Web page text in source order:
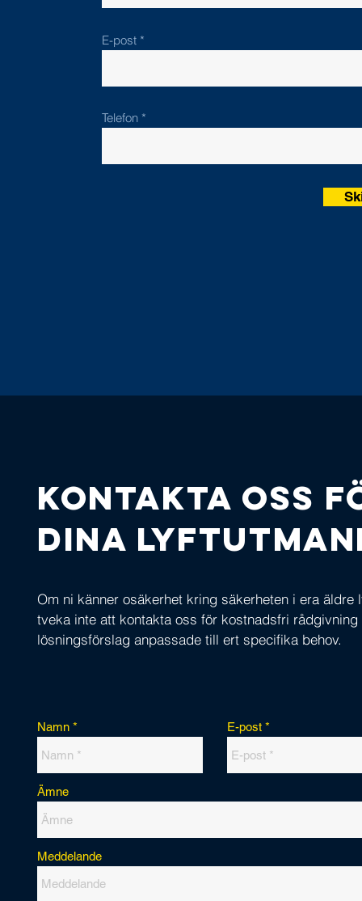
E-post
Telefon
Kontakta oss
dina
Om ni känner osäkerhet kring säkerheten i era äldre
tveka inte att kontakta oss för kostnadsfri rådgivning
lösningsförslag anpassade till ert specifika behov.
Namn E-post
Ämne
Meddelande